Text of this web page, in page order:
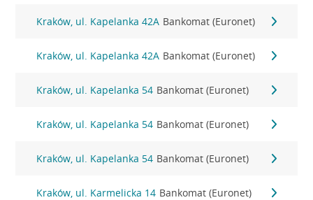
Kraków, ul. Kapelanka 42A Bankomat (Euronet)
Kraków, ul. Kapelanka 42A Bankomat (Euronet)
Kraków, ul. Kapelanka 54 Bankomat (Euronet)
Kraków, ul. Kapelanka 54 Bankomat (Euronet)
Kraków, ul. Kapelanka 54 Bankomat (Euronet)
Kraków, ul. Karmelicka 14 Bankomat (Euronet)